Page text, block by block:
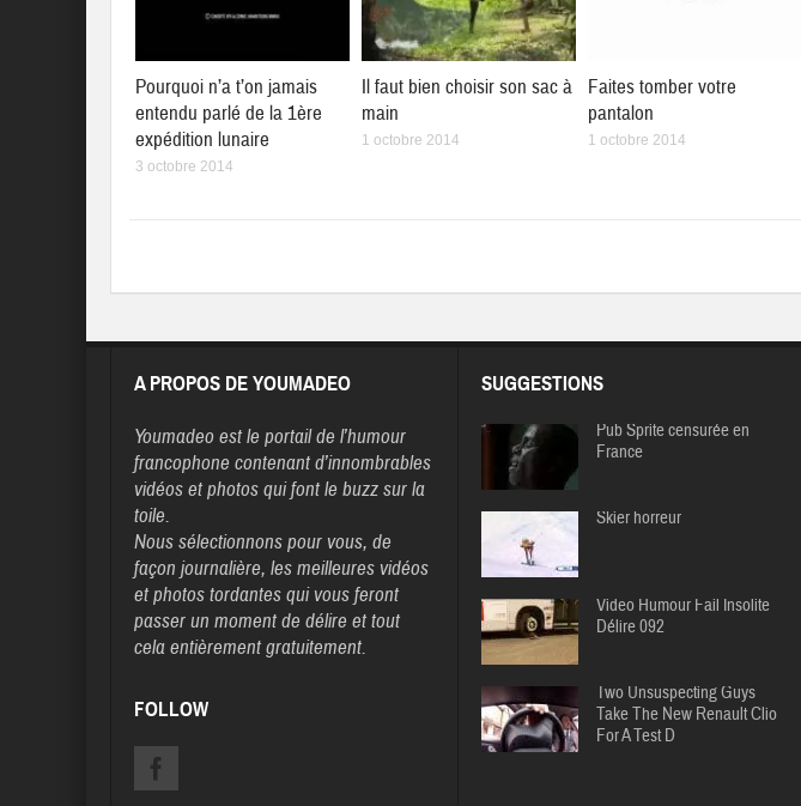
Pourquoi n’a t’on jamais
entendu parlé de la 1ère
expédition lunaire
3 octobre 2014
Il faut bien choisir son sac à
main
1 octobre 2014
Faites tomber votre
pantalon
1 octobre 2014
A PROPOS DE YOUMADEO
Youmadeo est le portail de l’humour
francophone contenant d’innombrables
vidéos et photos qui font le buzz sur la
toile.
Nous sélectionnons pour vous, de
façon journalière, les meilleures vidéos
et photos tordantes qui vous feront
passer un moment de délire et tout
cela entièrement gratuitement.
FOLLOW
SUGGESTIONS
Pub Sprite censurée en
France
Skier horreur
Video Humour Fail Insolite
Délire 092
Two Unsuspecting Guys
Take The New Renault Clio
For A Test D